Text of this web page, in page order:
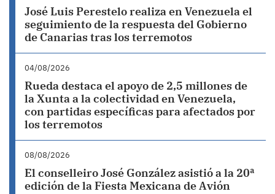
José Luis Perestelo realiza en Venezuela el
seguimiento de la respuesta del Gobierno
de Canarias tras los terremotos
04/08/2026
Rueda destaca el apoyo de 2,5 millones de
la Xunta a la colectividad en Venezuela,
con partidas específicas para afectados por
los terremotos
08/08/2026
El conselleiro José González asistió a la 20ª
edición de la Fiesta Mexicana de Avión